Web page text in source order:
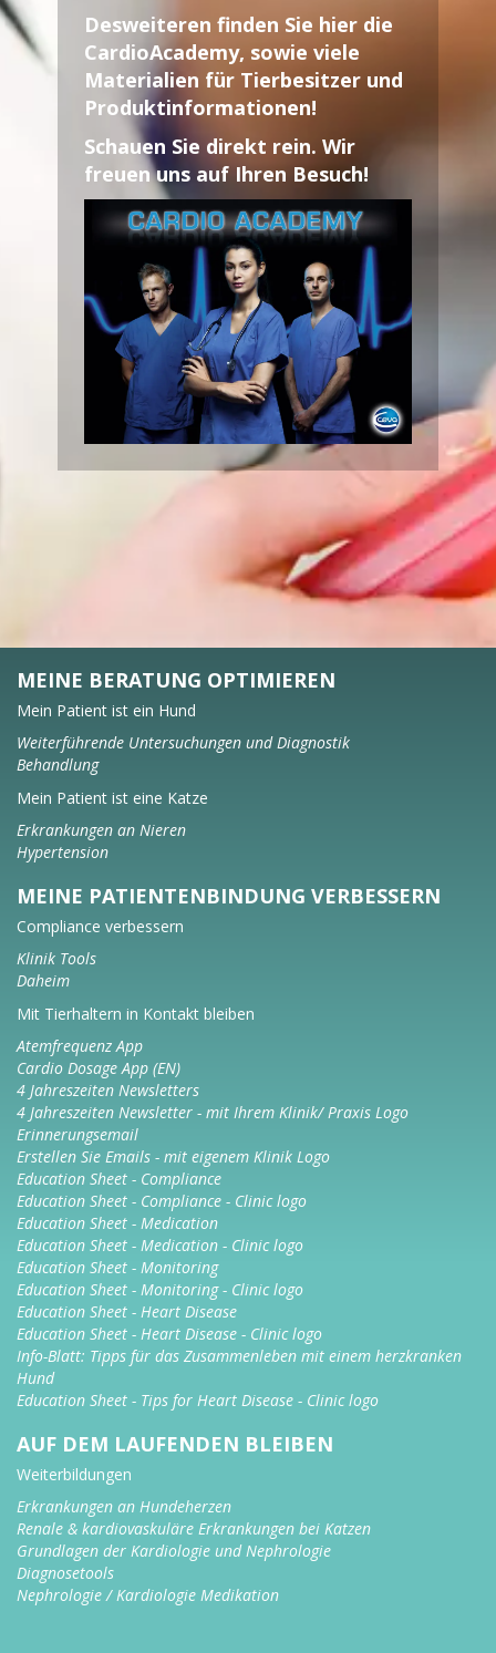
Desweiteren finden Sie hier die
CardioAcademy, sowie viele
Materialien für Tierbesitzer und
Produktinformationen!
Schauen Sie direkt rein. Wir
freuen uns auf Ihren Besuch!
MEINE BERATUNG OPTIMIEREN
Mein Patient ist ein Hund
Weiterführende Untersuchungen und Diagnostik
Behandlung
Mein Patient ist eine Katze
Erkrankungen an Nieren
Hypertension
MEINE PATIENTENBINDUNG VERBESSERN
Compliance verbessern
Klinik Tools
Daheim
Mit Tierhaltern in Kontakt bleiben
Atemfrequenz App
Cardio Dosage App (EN)
4 Jahreszeiten Newsletters
4 Jahreszeiten Newsletter - mit Ihrem Klinik/ Praxis Logo
Erinnerungsemail
Erstellen Sie Emails - mit eigenem Klinik Logo
Education Sheet - Compliance
Education Sheet - Compliance - Clinic logo
Education Sheet - Medication
Education Sheet - Medication - Clinic logo
Education Sheet - Monitoring
Education Sheet - Monitoring - Clinic logo
Education Sheet - Heart Disease
Education Sheet - Heart Disease - Clinic logo
Info-Blatt: Tipps für das Zusammenleben mit einem herzkranken
Hund
Education Sheet - Tips for Heart Disease - Clinic logo
AUF DEM LAUFENDEN BLEIBEN
Weiterbildungen
Erkrankungen an Hundeherzen
Renale & kardiovaskuläre Erkrankungen bei Katzen
Grundlagen der Kardiologie und Nephrologie
Diagnosetools
Nephrologie / Kardiologie Medikation